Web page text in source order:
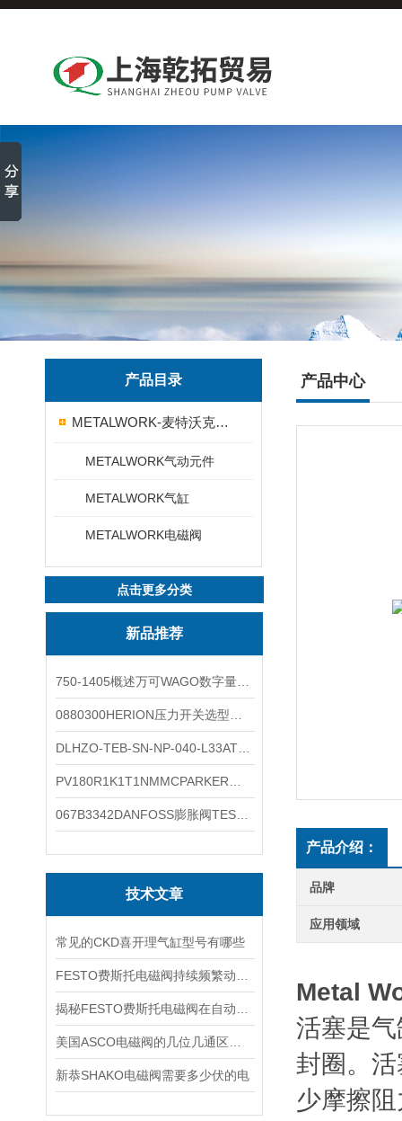
产品目录
METALWORK-麦特沃克电磁阀
METALWORK气动元件
METALWORK气缸
METALWORK电磁阀
点击更多分类
新品推荐
技术文章
常见的CKD喜开理气缸型号有哪些
新恭SHAKO电磁阀需要多少伏的电
产品中心
产品介绍：
品牌
应用领域
Metal
活塞是
封圈。
少摩擦